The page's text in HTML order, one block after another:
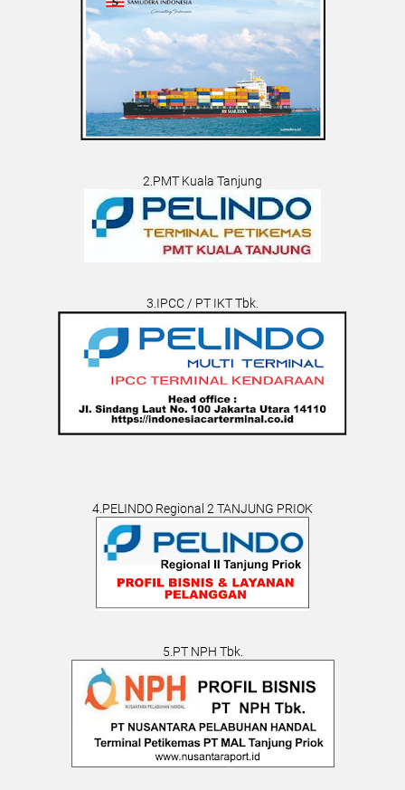
2.PMT Kuala Tanjung
3.IPCC / PT IKT Tbk.
4.PELINDO Regional 2 TANJUNG PRIOK
5.PT NPH Tbk.